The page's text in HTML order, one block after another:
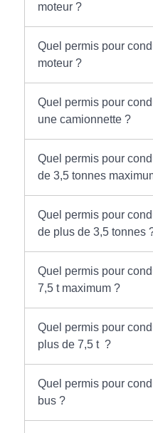
moteur ?
Quel permis pour
moteur ?
Quel permis pour
une camionnette ?
Quel permis pour
de 3,5 tonnes
Quel permis pour
de plus de 3,5 tonnes
Quel permis pour
7,5 t maximum ?
Quel permis pour
plus de 7,5 t ?
Quel permis pour
bus ?